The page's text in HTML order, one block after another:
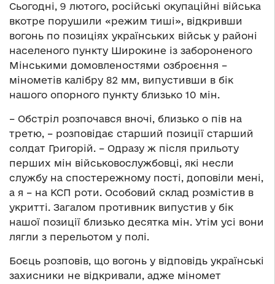
Сьогодні, 9 лютого, російські окупаційні війська
вкотре порушили «режим тиші», відкривши
вогонь по позиціях українських військ у районі
населеного пункту Широкине із забороненого
Мінськими домовленостями озброєння –
мінометів калібру 82 мм, випустивши в бік
нашого опорного пункту близько 10 мін.
– Обстріл розпочався вночі, близько о пів на
третю, – розповідає старший позиції старший
солдат Григорій. – Одразу ж після прильоту
перших мін військовослужбовці, які несли
службу на спостережному пості, доповіли мені,
а я – на КСП роти. Особовий склад розмістив в
укритті. Загалом противник випустив у бік
нашої позиції близько десятка мін. Утім усі вони
лягли з перельотом у полі.
Боєць розповів, що вогонь у відповідь українські
захисники не відкривали, адже міномет